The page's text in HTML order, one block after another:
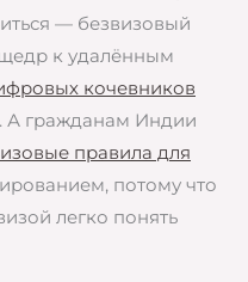
— безвизовый
к удалённым
кочевников
А гражданам Индии
правила для
потому что
легко понять